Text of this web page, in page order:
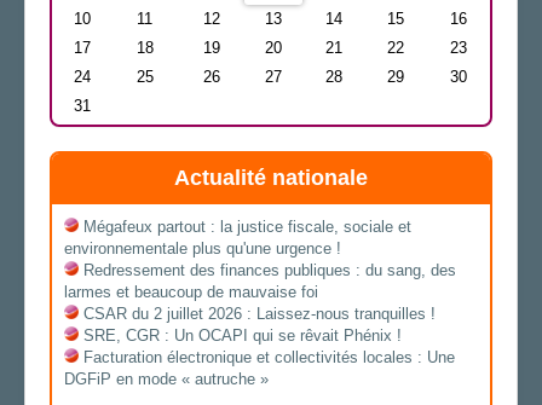
10
11 12 13 14 15
16
17
18 19 20 21 22
23
24
25 26 27 28 29
30
31
Actualité nationale
Mégafeux partout : la justice fiscale, sociale et
environnementale plus qu'une urgence !
Redressement des finances publiques : du sang, des
larmes et beaucoup de mauvaise foi
CSAR du 2 juillet 2026 : Laissez-nous tranquilles !
SRE, CGR : Un OCAPI qui se rêvait Phénix !
Facturation électronique et collectivités locales : Une
DGFiP en mode « autruche »